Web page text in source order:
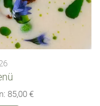
85,00 €